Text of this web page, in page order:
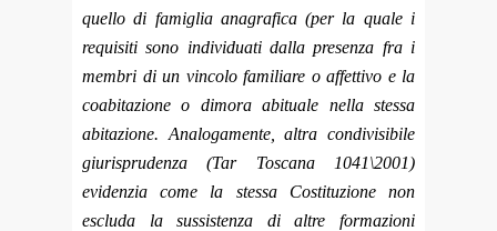
quello di famiglia anagrafica (per la quale i
requisiti sono individuati dalla presenza fra i
membri di un vincolo familiare o affettivo e la
coabitazione o dimora abituale nella stessa
abitazione. Analogamente, altra condivisibile
giurisprudenza (Tar Toscana 1041\2001)
evidenzia come la stessa Costituzione non
escluda la sussistenza di altre formazioni